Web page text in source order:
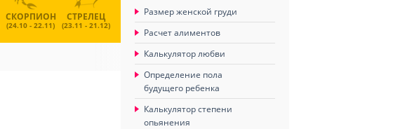
СКОРПИОН
(24.10 - 22.11)
СТРЕЛЕЦ
(23.11 - 21.12)
Размер женской груди
Расчет алиментов
Калькулятор любви
Определение пола
будущего ребенка
Калькулятор степени
опьянения